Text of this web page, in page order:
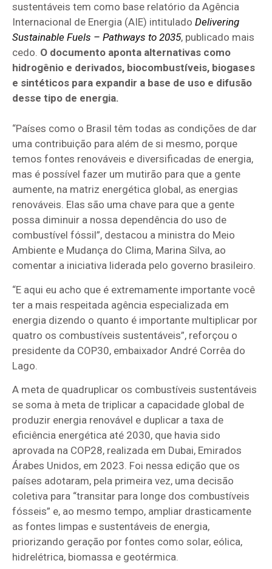
sustentáveis tem como base relatório da Agência
Internacional de Energia (AIE) intitulado Delivering
Sustainable Fuels – Pathways to 2035, publicado mais
cedo. O documento aponta alternativas como
hidrogênio e derivados, biocombustíveis, biogases
e sintéticos para expandir a base de uso e difusão
desse tipo de energia.
“Países como o Brasil têm todas as condições de dar
uma contribuição para além de si mesmo, porque
temos fontes renováveis e diversificadas de energia,
mas é possível fazer um mutirão para que a gente
aumente, na matriz energética global, as energias
renováveis. Elas são uma chave para que a gente
possa diminuir a nossa dependência do uso de
combustível fóssil”, destacou a ministra do Meio
Ambiente e Mudança do Clima, Marina Silva, ao
comentar a iniciativa liderada pelo governo brasileiro.
“E aqui eu acho que é extremamente importante você
ter a mais respeitada agência especializada em
energia dizendo o quanto é importante multiplicar por
quatro os combustíveis sustentáveis”, reforçou o
presidente da COP30, embaixador André Corrêa do
Lago.
A meta de quadruplicar os combustíveis sustentáveis
se soma à meta de triplicar a capacidade global de
produzir energia renovável e duplicar a taxa de
eficiência energética até 2030, que havia sido
aprovada na COP28, realizada em Dubai, Emirados
Árabes Unidos, em 2023. Foi nessa edição que os
países adotaram, pela primeira vez, uma decisão
coletiva para “transitar para longe dos combustíveis
fósseis” e, ao mesmo tempo, ampliar drasticamente
as fontes limpas e sustentáveis de energia,
priorizando geração por fontes como solar, eólica,
hidrelétrica, biomassa e geotérmica.